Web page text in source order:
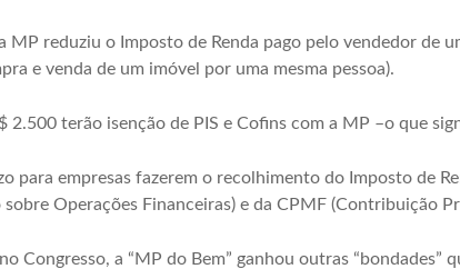
MP reduziu o Imposto de Renda pago pelo vendedor de
e venda de um imóvel por uma mesma pessoa).
2.500 terão isenção de PIS e Cofins com a MP –o que
para empresas fazerem o recolhimento do Imposto de
Operações Financeiras) e da CPMF (Contribuição
Congresso, a “MP do Bem” ganhou outras “bondades”